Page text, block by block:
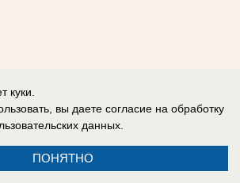
куки.
вы даете согласие на обработку
данных.
ПОНЯТНО